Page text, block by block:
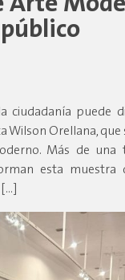
ciudadanía puede
Orellana, que
Más de una
esta muestra